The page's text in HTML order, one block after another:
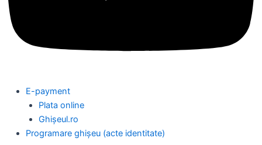
E-payment
Plata online
Ghișeul.ro
Programare ghișeu (acte identitate)